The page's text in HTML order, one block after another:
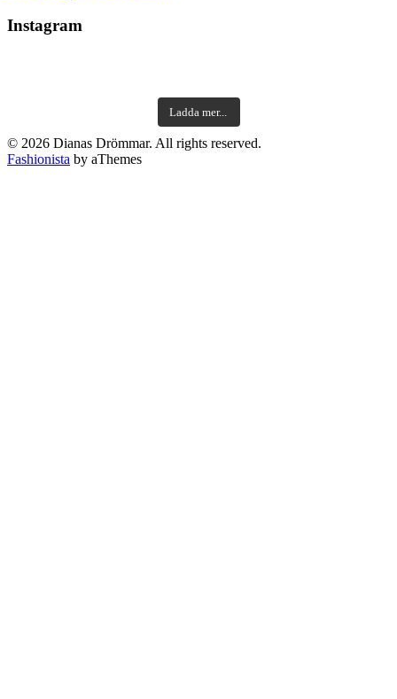
Instagram
Ladda mer...
© 2026 Dianas Drömmar. All rights reserved.
Fashionista by aThemes